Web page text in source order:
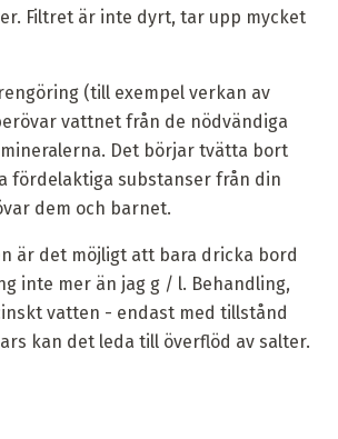
Filtret är inte dyrt, tar upp mycket
(till exempel verkan av
vattnet från de nödvändiga
Det börjar tvätta bort
fördelaktiga substanser från din
dem och barnet.
är det möjligt att bara dricka bord
inte mer än jag g / l. Behandling,
vatten - endast med tillstånd
kan det leda till överflöd av salter.